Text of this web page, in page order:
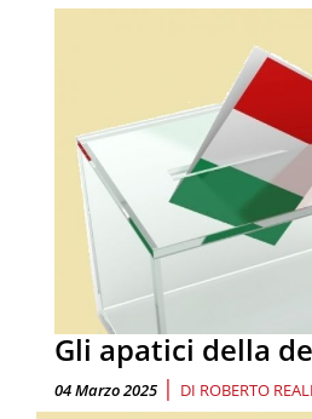
Gli apatici della
04 Marzo 2025 | DI ROBERTO